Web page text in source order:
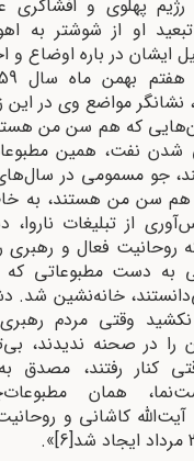
رژیم پهلوی و افشاگری
او از شوشتر به
ایشان در باره اوضاع و
نشانگر مواضع وی در این
که هم سن من
نفت، همین
سن من هستند، به
از تبلیغات ناروا،
روحانیت فعال و رهبری‌
به دست مطبوعاتی‌ که
خانه‌نشین شد.
وقتی‌ مردم
را در صحنه ندیدند،
کنار رفتند،
همان
آیت‌الله کاشانی‌ و
.«[6]